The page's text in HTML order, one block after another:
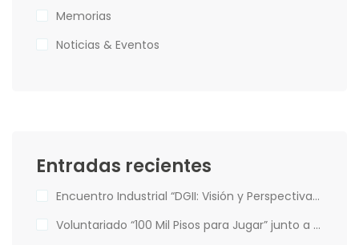
Memorias
Noticias & Eventos
Entradas recientes
Encuentro Industrial “DGII: Visión y Perspectivas de la Administración Tributaria”
Voluntariado “100 Mil Pisos para Jugar” junto a Hábitat para la Humanidad